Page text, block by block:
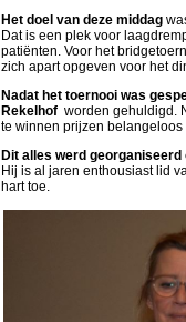
Het doel van deze middag
Dat is een plek voor
patiënten. Voor het
zich apart opgeven voor het
Nadat het toernooi was
Rekelhof worden gehuldigd.
te winnen prijzen belangeloos
Dit alles werd georganiseerd
Hij is al jaren enthousiast lid
hart toe.